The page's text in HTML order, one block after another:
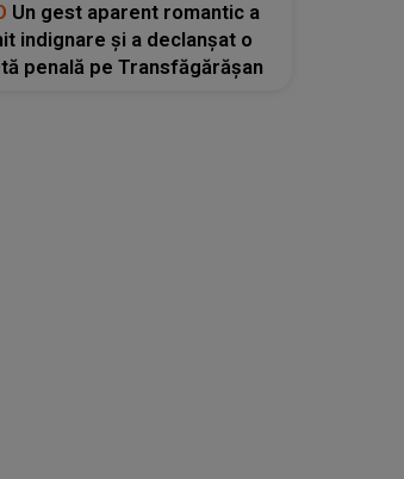
Un gest aparent romantic a
indignare și a declanșat o
penală pe Transfăgărășan